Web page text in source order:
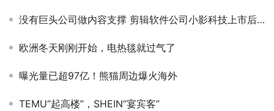
没有巨头公司做内容支撑 剪辑软件公司小影科技上市后能跑多远？
欧洲冬天刚刚开始，电热毯就过气了
曝光量已超97亿！熊猫周边爆火海外
TEMU“起高楼”，SHEIN“宴宾客”